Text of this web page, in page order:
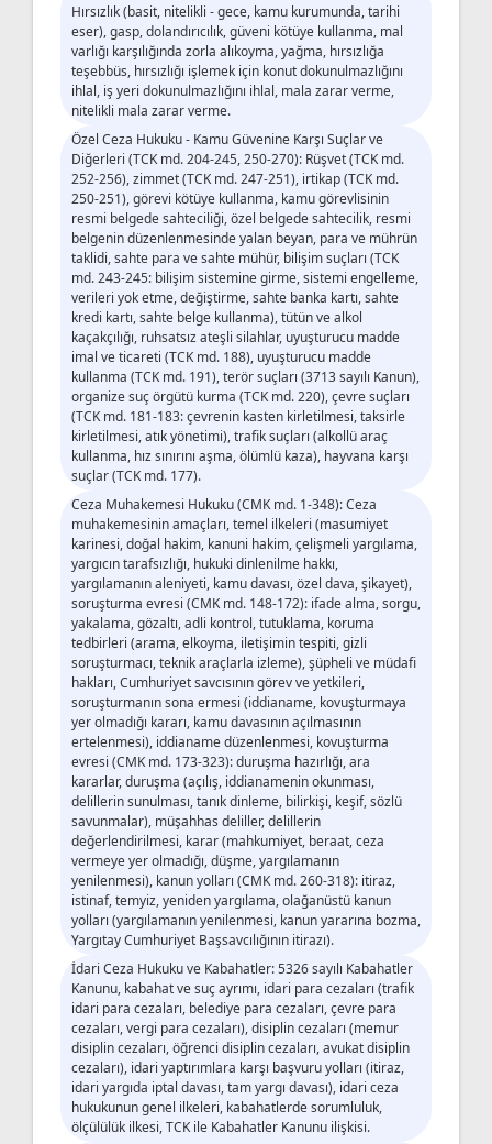
Hırsızlık (basit, nitelikli - gece, kamu kurumunda, tarihi
eser), gasp, dolandırıcılık, güveni kötüye kullanma, mal
varlığı karşılığında zorla alıkoyma, yağma, hırsızlığa
teşebbüs, hırsızlığı işlemek için konut dokunulmazlığını
ihlal, iş yeri dokunulmazlığını ihlal, mala zarar verme,
nitelikli mala zarar verme.
Özel Ceza Hukuku - Kamu Güvenine Karşı Suçlar ve
Diğerleri (TCK md. 204-245, 250-270): Rüşvet (TCK md.
252-256), zimmet (TCK md. 247-251), irtikap (TCK md.
250-251), görevi kötüye kullanma, kamu görevlisinin
resmi belgede sahteciliği, özel belgede sahtecilik, resmi
belgenin düzenlenmesinde yalan beyan, para ve mührün
taklidi, sahte para ve sahte mühür, bilişim suçları (TCK
md. 243-245: bilişim sistemine girme, sistemi engelleme,
verileri yok etme, değiştirme, sahte banka kartı, sahte
kredi kartı, sahte belge kullanma), tütün ve alkol
kaçakçılığı, ruhsatsız ateşli silahlar, uyuşturucu madde
imal ve ticareti (TCK md. 188), uyuşturucu madde
kullanma (TCK md. 191), terör suçları (3713 sayılı Kanun),
organize suç örgütü kurma (TCK md. 220), çevre suçları
(TCK md. 181-183: çevrenin kasten kirletilmesi, taksirle
kirletilmesi, atık yönetimi), trafik suçları (alkollü araç
kullanma, hız sınırını aşma, ölümlü kaza), hayvana karşı
suçlar (TCK md. 177).
Ceza Muhakemesi Hukuku (CMK md. 1-348): Ceza
muhakemesinin amaçları, temel ilkeleri (masumiyet
karinesi, doğal hakim, kanuni hakim, çelişmeli yargılama,
yargıcın tarafsızlığı, hukuki dinlenilme hakkı,
yargılamanın aleniyeti, kamu davası, özel dava, şikayet),
soruşturma evresi (CMK md. 148-172): ifade alma, sorgu,
yakalama, gözaltı, adli kontrol, tutuklama, koruma
tedbirleri (arama, elkoyma, iletişimin tespiti, gizli
soruşturmacı, teknik araçlarla izleme), şüpheli ve müdafi
hakları, Cumhuriyet savcısının görev ve yetkileri,
soruşturmanın sona ermesi (iddianame, kovuşturmaya
yer olmadığı kararı, kamu davasının açılmasının
ertelenmesi), iddianame düzenlenmesi, kovuşturma
evresi (CMK md. 173-323): duruşma hazırlığı, ara
kararlar, duruşma (açılış, iddianamenin okunması,
delillerin sunulması, tanık dinleme, bilirkişi, keşif, sözlü
savunmalar), müşahhas deliller, delillerin
değerlendirilmesi, karar (mahkumiyet, beraat, ceza
vermeye yer olmadığı, düşme, yargılamanın
yenilenmesi), kanun yolları (CMK md. 260-318): itiraz,
istinaf, temyiz, yeniden yargılama, olağanüstü kanun
yolları (yargılamanın yenilenmesi, kanun yararına bozma,
Yargıtay Cumhuriyet Başsavcılığının itirazı).
İdari Ceza Hukuku ve Kabahatler: 5326 sayılı Kabahatler
Kanunu, kabahat ve suç ayrımı, idari para cezaları (trafik
idari para cezaları, belediye para cezaları, çevre para
cezaları, vergi para cezaları), disiplin cezaları (memur
disiplin cezaları, öğrenci disiplin cezaları, avukat disiplin
cezaları), idari yaptırımlara karşı başvuru yolları (itiraz,
idari yargıda iptal davası, tam yargı davası), idari ceza
hukukunun genel ilkeleri, kabahatlerde sorumluluk,
ölçülülük ilkesi, TCK ile Kabahatler Kanunu ilişkisi.